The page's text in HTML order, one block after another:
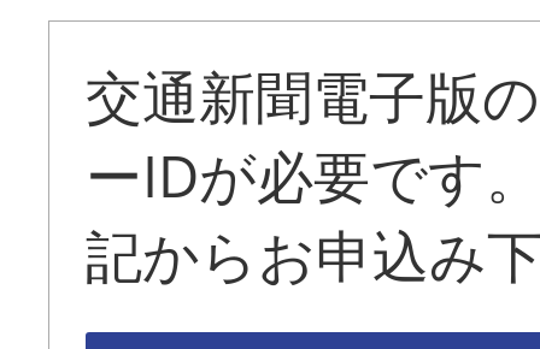
交通新聞電子版
ーIDが必要です
記からお申込み